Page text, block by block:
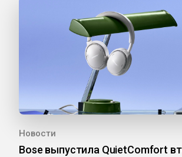
Новости
Bose выпустила QuietComfort